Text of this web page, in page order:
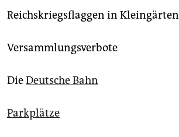
Reichskriegsflaggen in Kleingärten
Versammlungsverbote
DieDeutsche Bahn
Parkplätze